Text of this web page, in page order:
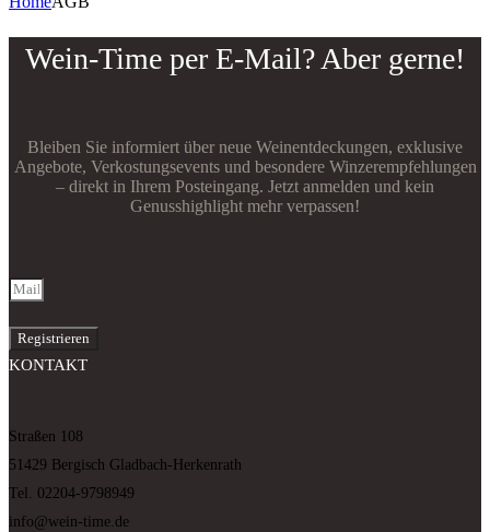
Wein-Time per E-Mail? Aber gerne!
Bleiben Sie informiert über neue Weinentdeckungen, exklusive
Angebote, Verkostungsevents und besondere Winzerempfehlungen
– direkt in Ihrem Posteingang. Jetzt anmelden und kein
Genusshighlight mehr verpassen!
Registrieren
KONTAKT
Straßen 108
51429 Bergisch Gladbach-Herkenrath
Tel. 02204-9798949
info@wein-time.de